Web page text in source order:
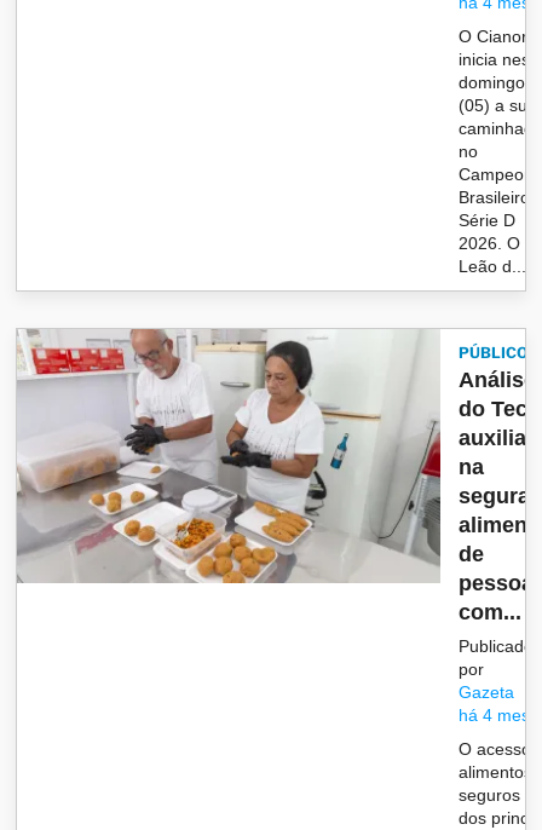
O Cianorte
inicia
domingo
(05) a sua
no
Brasileiro
Série D
2026. O
Leão d...
PÚBLICO
do
na
de
com...
Publicado
por
Gazeta
há 4
O acesso
alimentos
seguros é
dos